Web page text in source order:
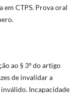
em CTPS. Prova oral
ao § 3º do artigo
de invalidar a
Incapacidade